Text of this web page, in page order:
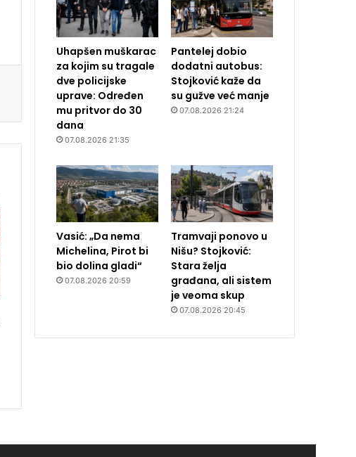
Uhapšen muškarac
za kojim su tragale
dve policijske
uprave: Određen
mu pritvor do 30
dana
07.08.2026 21:35
Pantelej dobio
dodatni autobus:
Stojković kaže da
su gužve već manje
07.08.2026 21:24
Vasić: „Da nema
Michelina, Pirot bi
bio dolina gladi“
07.08.2026 20:59
Tramvaji ponovo u
Nišu? Stojković:
Stara želja
građana, ali sistem
je veoma skup
07.08.2026 20:45